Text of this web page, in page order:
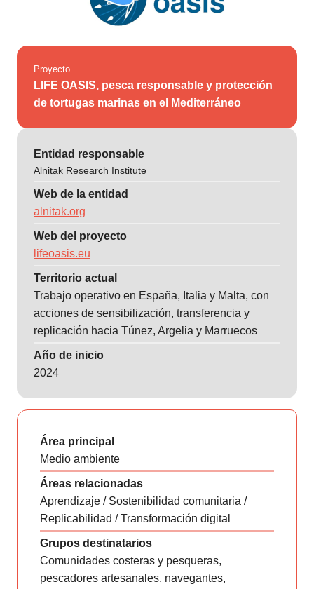
Proyecto
LIFE OASIS, pesca responsable y protección
de tortugas marinas en el Mediterráneo
Entidad responsable
Alnitak Research Institute
Web de la entidad
alnitak.org
Web del proyecto
lifeoasis.eu
Territorio actual
Trabajo operativo en España, Italia y Malta, con
acciones de sensibilización, transferencia y
replicación hacia Túnez, Argelia y Marruecos
Año de inicio
2024
Área principal
Medio ambiente
Áreas relacionadas
Aprendizaje / Sostenibilidad comunitaria /
Replicabilidad / Transformación digital
Grupos destinatarios
Comunidades costeras y pesqueras,
pescadores artesanales, navegantes,